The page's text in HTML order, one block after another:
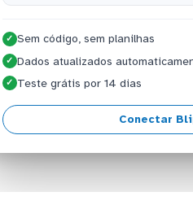
✓ Sem código, sem planilhas
✓ Dados atualizados
✓ Teste grátis por 14 dias
Conectar